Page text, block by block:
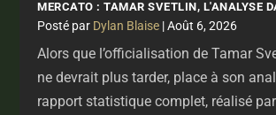
MERCATO : TAMAR SVETLIN, L'ANALYSE
par Dylan Blaise |Août 6, 2026
Alors que l’officialisation de Tamar
ne devrait plus tarder, place à son
rapport statistique complet, réalisé